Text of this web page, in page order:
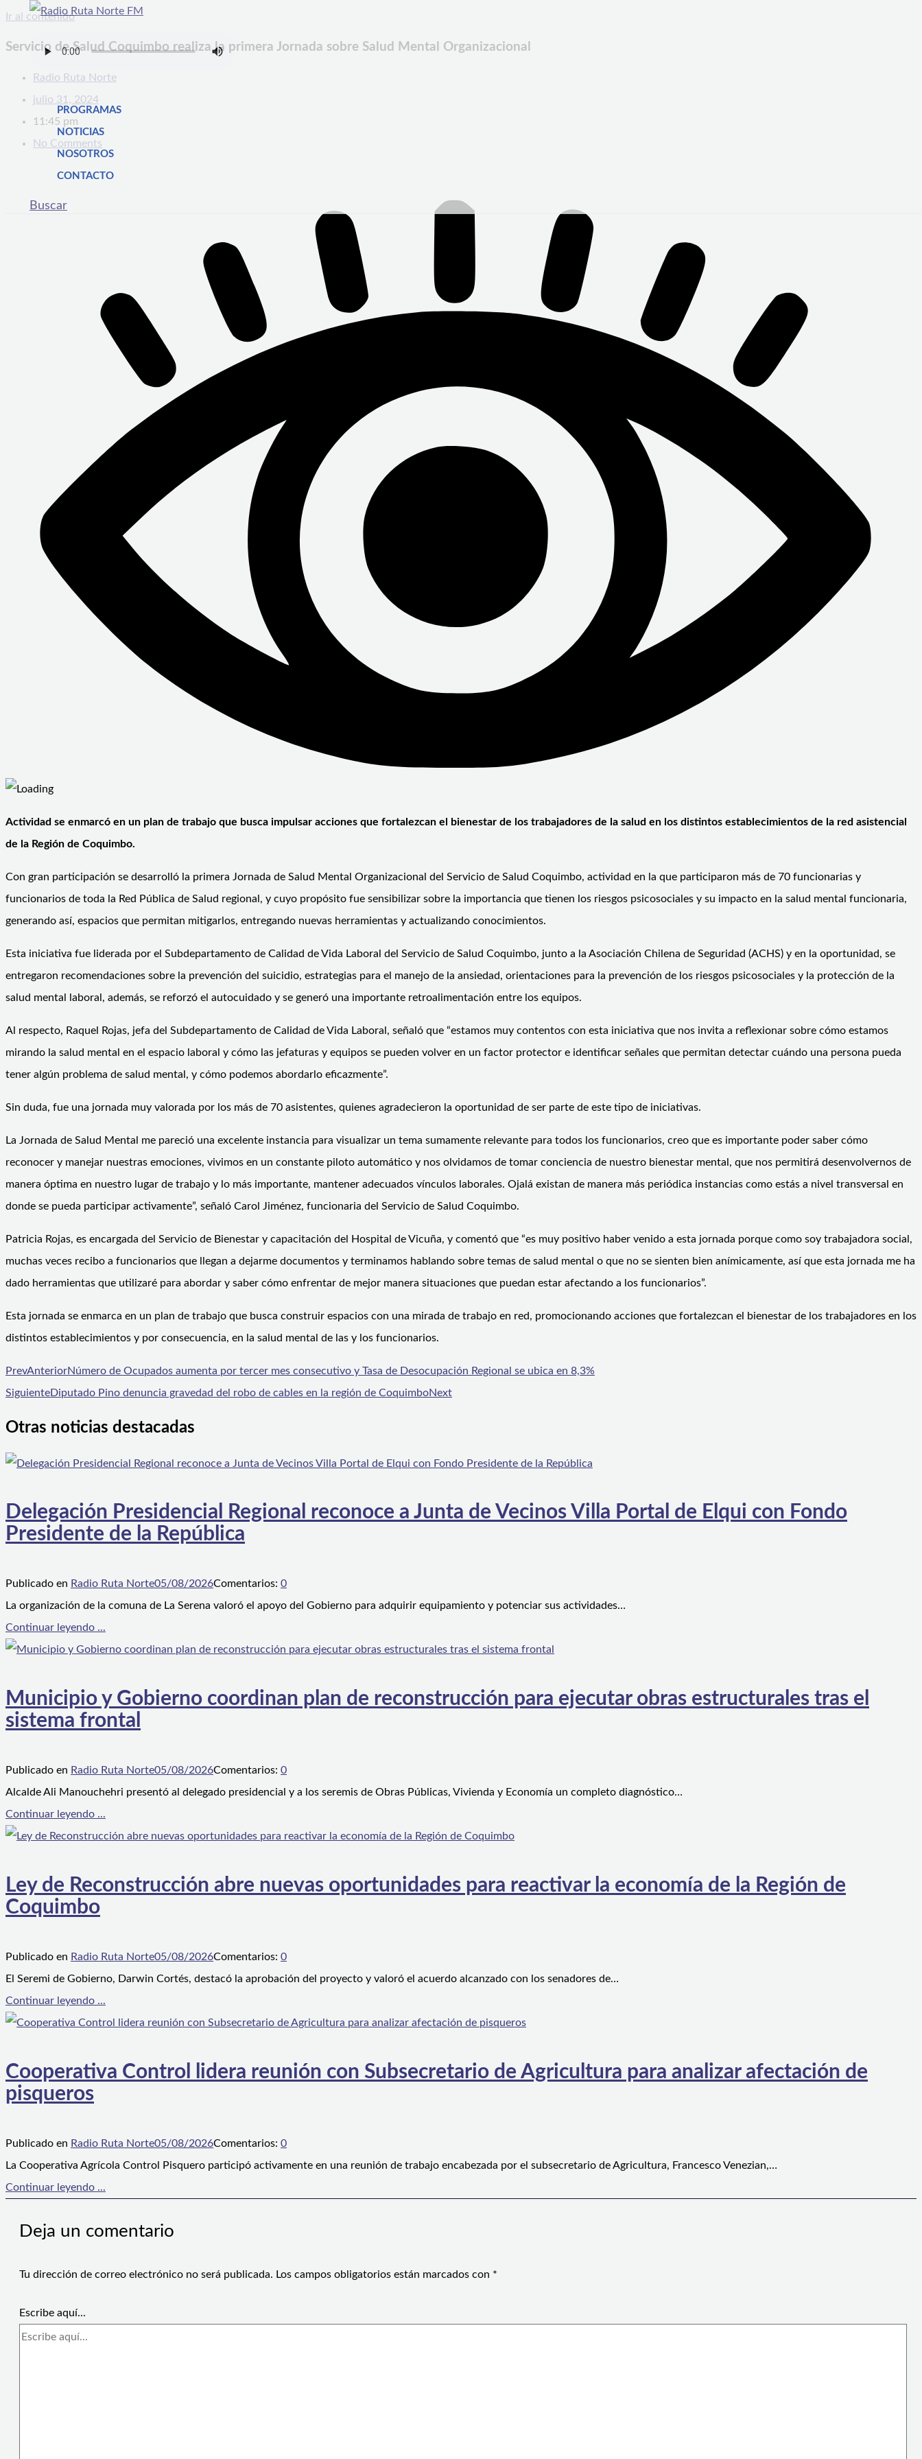
Ir al contenido
PROGRAMAS
NOTICIAS
NOSOTROS
CONTACTO
Buscar
Servicio de Salud Coquimbo realiza la primera Jornada sobre Salud Mental Organizacional
Radio Ruta Norte
julio 31, 2024
11:45 pm
No Comments
Actividad se enmarcó en un plan de trabajo que busca impulsar acciones que fortalezcan el bienestar de los trabajadores de la salud en los distintos establecimientos de la red asistencial
de la Región de Coquimbo.
Con gran participación se desarrolló la primera Jornada de Salud Mental Organizacional del Servicio de Salud Coquimbo, actividad en la que participaron más de 70 funcionarias y
funcionarios de toda la Red Pública de Salud regional, y cuyo propósito fue sensibilizar sobre la importancia que tienen los riesgos psicosociales y su impacto en la salud mental funcionaria,
generando así, espacios que permitan mitigarlos, entregando nuevas herramientas y actualizando conocimientos.
Esta iniciativa fue liderada por el Subdepartamento de Calidad de Vida Laboral del Servicio de Salud Coquimbo, junto a la Asociación Chilena de Seguridad (ACHS) y en la oportunidad, se
entregaron recomendaciones sobre la prevención del suicidio, estrategias para el manejo de la ansiedad, orientaciones para la prevención de los riesgos psicosociales y la protección de la
salud mental laboral, además, se reforzó el autocuidado y se generó una importante retroalimentación entre los equipos.
Al respecto, Raquel Rojas, jefa del Subdepartamento de Calidad de Vida Laboral, señaló que “estamos muy contentos con esta iniciativa que nos invita a reflexionar sobre cómo estamos
mirando la salud mental en el espacio laboral y cómo las jefaturas y equipos se pueden volver en un factor protector e identificar señales que permitan detectar cuándo una persona pueda
tener algún problema de salud mental, y cómo podemos abordarlo eficazmente”.
Sin duda, fue una jornada muy valorada por los más de 70 asistentes, quienes agradecieron la oportunidad de ser parte de este tipo de iniciativas.
La Jornada de Salud Mental me pareció una excelente instancia para visualizar un tema sumamente relevante para todos los funcionarios, creo que es importante poder saber cómo
reconocer y manejar nuestras emociones, vivimos en un constante piloto automático y nos olvidamos de tomar conciencia de nuestro bienestar mental, que nos permitirá desenvolvernos de
manera óptima en nuestro lugar de trabajo y lo más importante, mantener adecuados vínculos laborales. Ojalá existan de manera más periódica instancias como estás a nivel transversal en
donde se pueda participar activamente”, señaló Carol Jiménez, funcionaria del Servicio de Salud Coquimbo.
Patricia Rojas, es encargada del Servicio de Bienestar y capacitación del Hospital de Vicuña, y comentó que “es muy positivo haber venido a esta jornada porque como soy trabajadora social,
muchas veces recibo a funcionarios que llegan a dejarme documentos y terminamos hablando sobre temas de salud mental o que no se sienten bien anímicamente, así que esta jornada me ha
dado herramientas que utilizaré para abordar y saber cómo enfrentar de mejor manera situaciones que puedan estar afectando a los funcionarios”.
Esta jornada se enmarca en un plan de trabajo que busca construir espacios con una mirada de trabajo en red, promocionando acciones que fortalezcan el bienestar de los trabajadores en los
distintos establecimientos y por consecuencia, en la salud mental de las y los funcionarios.
PrevAnteriorNúmero de Ocupados aumenta por tercer mes consecutivo y Tasa de Desocupación Regional se ubica en 8,3%
SiguienteDiputado Pino denuncia gravedad del robo de cables en la región de CoquimboNext
Otras noticias destacadas
Delegación Presidencial Regional reconoce a Junta de Vecinos Villa Portal de Elqui con Fondo
Presidente de la República
Publicado en Radio Ruta Norte05/08/2026Comentarios: 0
La organización de la comuna de La Serena valoró el apoyo del Gobierno para adquirir equipamiento y potenciar sus actividades…
Continuar leyendo ...
Municipio y Gobierno coordinan plan de reconstrucción para ejecutar obras estructurales tras el
sistema frontal
Publicado en Radio Ruta Norte05/08/2026Comentarios: 0
Alcalde Ali Manouchehri presentó al delegado presidencial y a los seremis de Obras Públicas, Vivienda y Economía un completo diagnóstico…
Continuar leyendo ...
Ley de Reconstrucción abre nuevas oportunidades para reactivar la economía de la Región de
Coquimbo
Publicado en Radio Ruta Norte05/08/2026Comentarios: 0
El Seremi de Gobierno, Darwin Cortés, destacó la aprobación del proyecto y valoró el acuerdo alcanzado con los senadores de…
Continuar leyendo ...
Cooperativa Control lidera reunión con Subsecretario de Agricultura para analizar afectación de
pisqueros
Publicado en Radio Ruta Norte05/08/2026Comentarios: 0
La Cooperativa Agrícola Control Pisquero participó activamente en una reunión de trabajo encabezada por el subsecretario de Agricultura, Francesco Venezian,…
Continuar leyendo ...
Deja un comentario
Tu dirección de correo electrónico no será publicada. Los campos obligatorios están marcados con *
Escribe aquí...